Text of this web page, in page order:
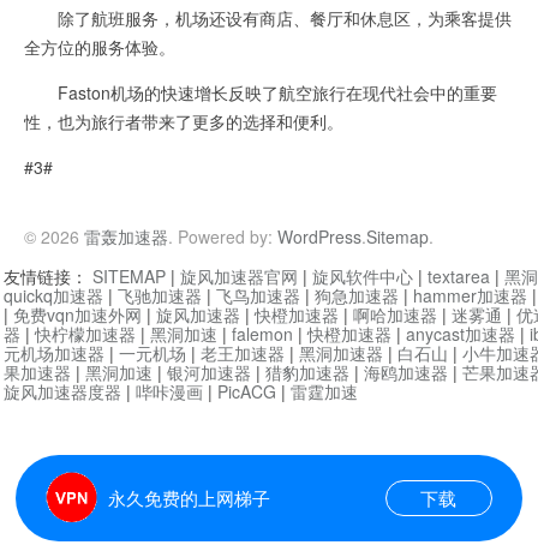
除了航班服务，机场还设有商店、餐厅和休息区，为乘客提供
全方位的服务体验。
Faston机场的快速增长反映了航空旅行在现代社会中的重要
性，也为旅行者带来了更多的选择和便利。
#3#
© 2026 雷轰加速器. Powered by: WordPress.Sitemap.
永久免费的上网梯子 下载
友情链接： SITEMAP | 旋风加速器官网 | 旋风软件中心 | textarea | 黑
quickq加速器 | 飞驰加速器 | 飞鸟加速器 | 狗急加速器 | hammer加速器
| 免费vqn加速外网 | 旋风加速器 |快橙加速器 | 啊哈加速器 | 迷雾通 | 优
器 |快柠檬加速器 | 黑洞加速 | falemon |快橙加速器 | anycast加速器 |
元机场加速器 | 一元机场 | 老王加速器 | 黑洞加速器 | 白石山 | 小牛加速
果加速器 | 黑洞加速 | 银河加速器 | 猎豹加速器 | 海鸥加速器 | 芒果加速
旋风加速器度器 | 哔咔漫画 | PicACG | 雷霆加速